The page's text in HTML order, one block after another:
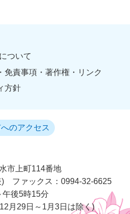
ついて
免責事項・著作権・リンク
方針
のアクセス
市上町114番地
)
ファックス：0994-32-6625
午後5時15分
月29日～1月3日は除く)